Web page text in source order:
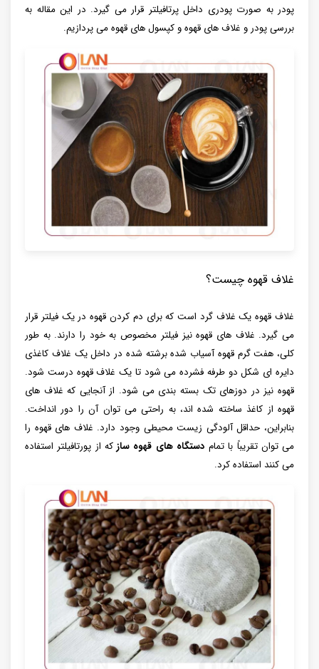
پودر به صورت پودری داخل پرتافیلتر قرار می گیرد. در این مقاله به
بررسی پودر و غلاف های قهوه و کپسول های قهوه می پردازیم.
غلاف قهوه چیست؟
غلاف قهوه یک غلاف گرد است که برای دم کردن قهوه در یک فیلتر قرار
می گیرد. غلاف های قهوه نیز فیلتر مخصوص به خود را دارند. به طور
کلی، هفت گرم قهوه آسیاب شده برشته شده در داخل یک غلاف کاغذی
دایره ای شکل دو طرفه فشرده می شود تا یک غلاف قهوه درست شود.
قهوه نیز در دوزهای تک بسته بندی می شود. از آنجایی که غلاف های
قهوه از کاغذ ساخته شده اند، به راحتی می توان آن را دور انداخت.
بنابراین، حداقل آلودگی زیست محیطی وجود دارد. غلاف های قهوه را
می توان تقریباً با تمام دستگاه های قهوه سازکه از پورتافیلتر استفاده
می کنند استفاده کرد.